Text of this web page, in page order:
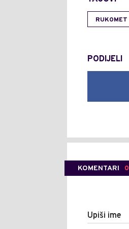
RUKOMET
PODIJELI
KOMENTARI 0
Upiši ime